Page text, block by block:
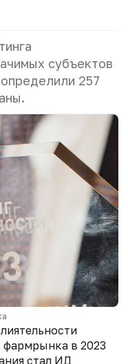
субъектов
257
фармрынка в 2023
стал ИД